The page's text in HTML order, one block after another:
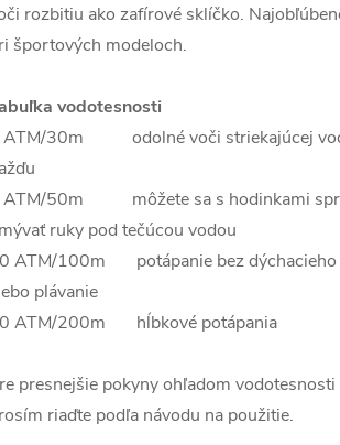
rozbitiu ako zafírové sklíčko.
športových modeloch.
vodotesnosti
ATM/30m odolné voči striekajúcej
ATM/50m môžete sa s hodinkami
ruky pod tečúcou vodou
ATM/100m potápanie bez dýchacieho
plávanie
ATM/200m hĺbkové potápania
presnejšie pokyny ohľadom vodotesnosti
riaďte podľa návodu na použitie.